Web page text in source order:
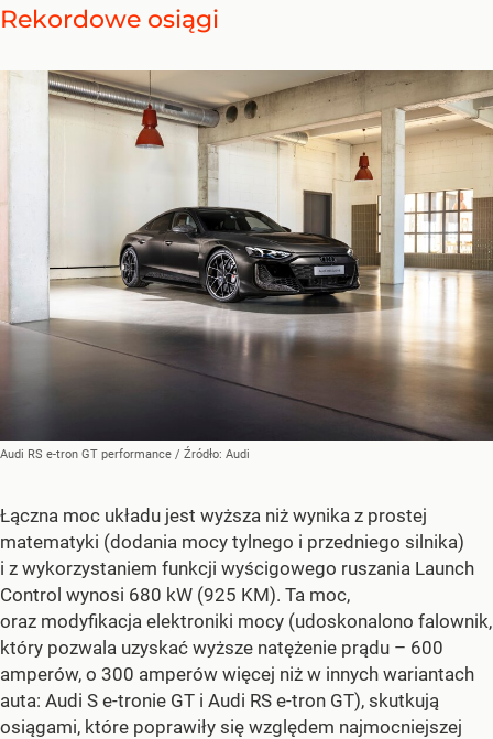
Rekordowe osiągi
Audi RS e-tron GT performance / Źródło: Audi
Łączna moc układu jest wyższa niż wynika z prostej
matematyki (dodania mocy tylnego i przedniego silnika)
i z wykorzystaniem funkcji wyścigowego ruszania Launch
Control wynosi 680 kW (925 KM). Ta moc,
oraz modyfikacja elektroniki mocy (udoskonalono falownik,
który pozwala uzyskać wyższe natężenie prądu – 600
amperów, o 300 amperów więcej niż w innych wariantach
auta: Audi S e-tronie GT i Audi RS e-tron GT), skutkują
osiągami, które poprawiły się względem najmocniejszej